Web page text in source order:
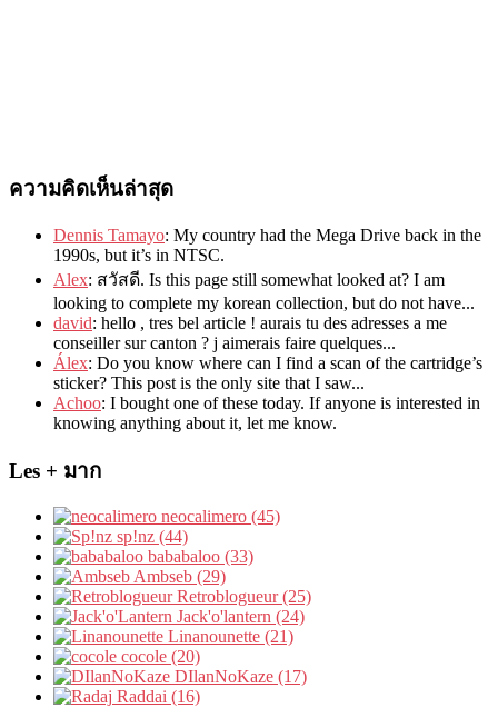
ความคิดเห็นล่าสุด
Dennis Tamayo: My country had the Mega Drive back in the
1990s, but it’s in NTSC.
Alex: สวัสดี. Is this page still somewhat looked at? I am
looking to complete my korean collection, but do not have...
david: hello , tres bel article ! aurais tu des adresses a me
conseiller sur canton ? j aimerais faire quelques...
Álex: Do you know where can I find a scan of the cartridge’s
sticker? This post is the only site that I saw...
Achoo: I bought one of these today. If anyone is interested in
knowing anything about it, let me know.
Les + มาก
neocalimero (45)
sp!nz (44)
bababaloo (33)
Ambseb (29)
Retroblogueur (25)
Jack'o'lantern (24)
Linanounette (21)
cocole (20)
DIlanNoKaze (17)
Raddai (16)